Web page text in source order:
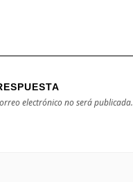
electrónico no será publicada.